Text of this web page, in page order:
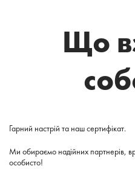
Що
Гарний настрій та наш сертифікат.
Ми обираємо надійних партнерів,
особисто!